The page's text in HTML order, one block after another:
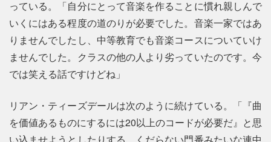
っている。「自分にとって音楽を作ることに慣れ親しんで
いくにはある程度の道のりが必要でした。音楽一家ではあ
りませんでしたし、中等教育でも音楽コースについていけ
ませんでした。クラスの他の人より劣っていたのです。今
では笑える話ですけどね」
リアン・ティーズデールは次のように続けている。「『曲
を価値あるものにするには20以上のコードが必要だ』と思